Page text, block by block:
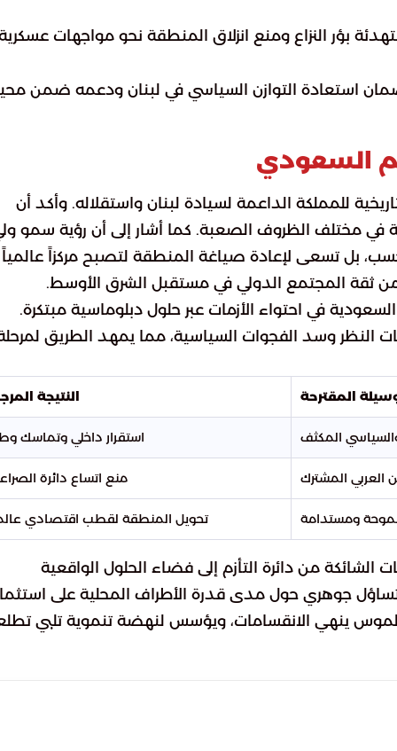
بؤر النزاع ومنع انزلاق المنطقة نحو مواجهات
استعادة التوازن السياسي في لبنان ودعمه ضمن
السعودي
للمملكة الداعمة لسيادة لبنان واستقلاله. وأكد أن
في مختلف الظروف الصعبة. كما أشار إلى أن رؤية سمو
بل تسعى لإعادة صياغة المنطقة لتصبح مركزاً عالمياً
من ثقة المجتمع الدولي في مستقبل الشرق الأوسط.
في احتواء الأزمات عبر حلول دبلوماسية مبتكرة.
وسد الفجوات السياسية، مما يمهد الطريق
المقترحة النتيجة
المكثف استقرار داخلي وتماسك
العربي المشترك منع اتساع دائرة
ومستدامة تحويل المنطقة لقطب اقتصادي
من دائرة التأزم إلى فضاء الحلول الواقعية
تساؤل جوهري حول مدى قدرة الأطراف المحلية على
ينهي الانقسامات، ويؤسس لنهضة تنموية تلبي